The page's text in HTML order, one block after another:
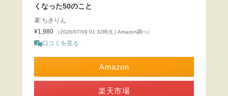
くなった50のこと
著:ちきりん
¥1,980
（2026/07/09 01:32時点 | Amazon調べ）
口コミを見る
Amazon
楽天市場